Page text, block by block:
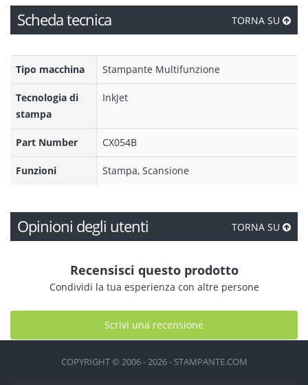
Scheda tecnica TORNA SU
Tipo macchina Stampante Multifunzione
Tecnologia di
stampa
InkJet
Part Number CX054B
Funzioni Stampa, Scansione
Opinioni degli utenti TORNA SU
Recensisci questo prodotto
Condividi la tua esperienza con altre persone
Scrivi una recensione
COPYRIGHT © 2006 - 2026 - STAMPANTE.COM